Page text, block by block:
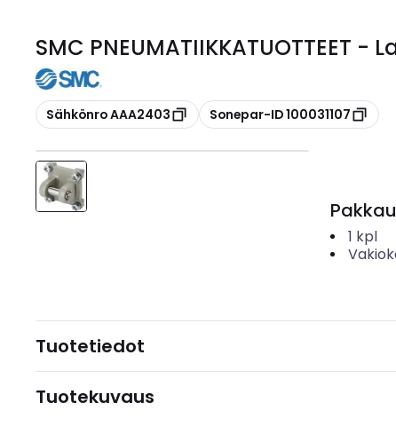
SMC PNEUMATIIKKATUOTTEET
Kopioi
Sähkönro AAA2403 Kopioi
Sonepar-ID 100031107
1 kpl
Tuotetiedot
Tuotekuvaus